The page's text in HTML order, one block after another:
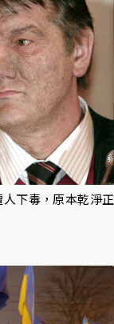
下毒，原本乾淨正